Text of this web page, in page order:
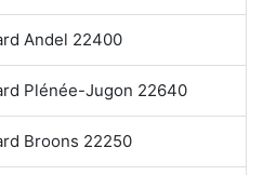
Andel 22400
Plénée-Jugon 22640
Broons 22250